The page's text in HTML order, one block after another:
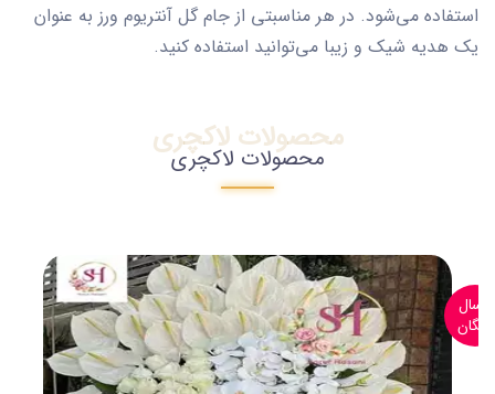
استفاده می‌شود. در هر مناسبتی از جام گل آنتریوم ورز به عنوان
یک هدیه شیک و زیبا می‌توانید استفاده کنید.
محصولات لاکچری
محصولات لاکچری
ارسال
رایگان